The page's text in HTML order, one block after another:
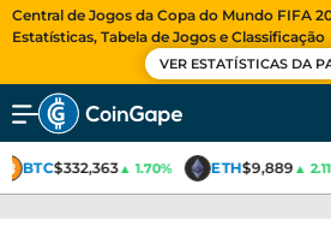
Central de Jogos da Copa do Mundo FIFA
Estatísticas, Tabela de Jogos e Classificação
VER ESTATÍSTICAS DA
BTC$332,363▲ 1.70% ETH$9,889 ▲